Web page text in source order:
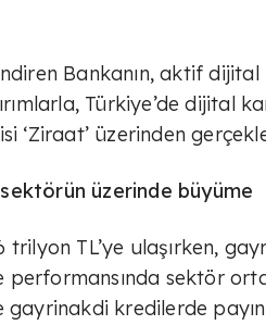
Bankanın, aktif dijital
Türkiye’de dijital
‘Ziraat’ üzerinden
üzerinde büyüme
trilyon TL’ye ulaşırken,
performansında sektör
kredilerde